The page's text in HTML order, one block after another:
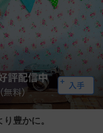
豊かに。